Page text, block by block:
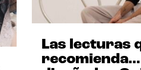
Las lecturas